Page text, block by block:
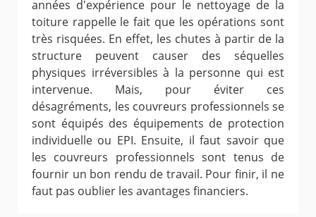
années d'expérience pour le nettoyage de la
toiture rappelle le fait que les opérations sont
très risquées. En effet, les chutes à partir de la
structure peuvent causer des séquelles
physiques irréversibles à la personne qui est
intervenue. Mais, pour éviter ces
désagréments, les couvreurs professionnels se
sont équipés des équipements de protection
individuelle ou EPI. Ensuite, il faut savoir que
les couvreurs professionnels sont tenus de
fournir un bon rendu de travail. Pour finir, il ne
faut pas oublier les avantages financiers.